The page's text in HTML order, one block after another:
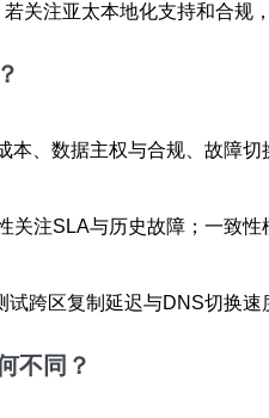
若关注亚太本地化支持和合规
、数据主权与合规、故障切
注SLA与历史故障；一致
跨区复制延迟与DNS切换速
不同？